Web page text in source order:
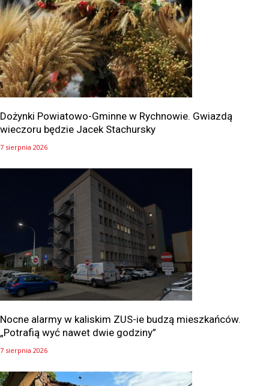
Dożynki Powiatowo-Gminne w Rychnowie. Gwiazdą
wieczoru będzie Jacek Stachursky
7 sierpnia 2026
Nocne alarmy w kaliskim ZUS-ie budzą mieszkańców.
„Potrafią wyć nawet dwie godziny”
7 sierpnia 2026